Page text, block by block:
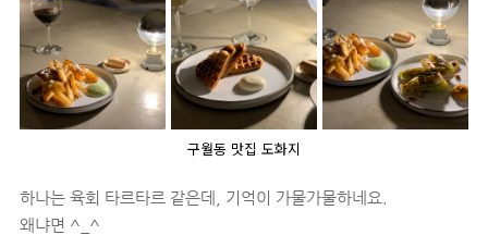
구월동 맛집 도화지
하나는 육회 타르타르 같은데, 기억이 가물가물하네요.
왜냐면 ^_^